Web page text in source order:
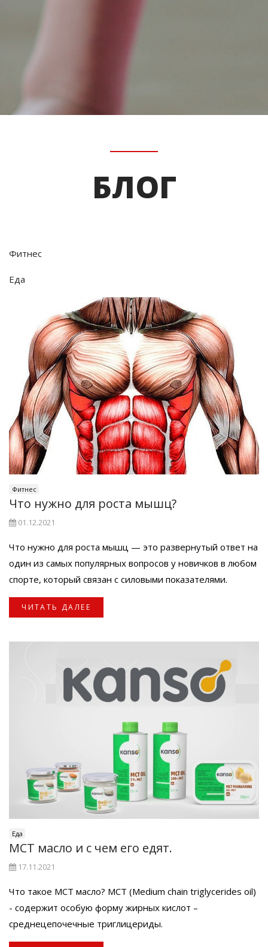
БЛОГ
Фитнес
Еда
Фитнес
Что нужно для роста мышц?
01.12.2021
Что нужно для роста мышц — это развернутый ответ на
один из самых популярных вопросов у новичков в любом
спорте, который связан с силовыми показателями.
ЧИТАТЬ ДАЛЕЕ
Еда
МСТ масло и с чем его едят.
17.11.2021
Что такое МСТ масло? МСТ (Medium chain triglycerides oil)
- содержит особую форму жирных кислот –
среднецепочечные триглицериды.